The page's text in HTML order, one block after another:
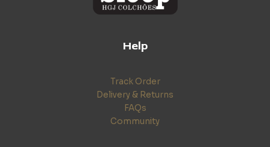
Help
Track Order
Delivery & Returns
FAQs
Community